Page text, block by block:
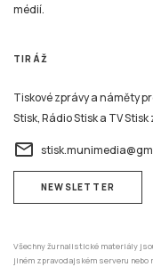
médií.
TIRÁŽ
Tiskové zprávy a náměty
Stisk, Rádio Stisk a TV
email
NEWSLETTER
Všechny žurnalistické materiály
jiném zpravodajském serveru nebo